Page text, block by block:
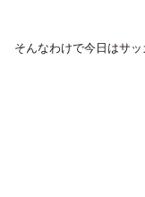
そんなわけで今日はサ